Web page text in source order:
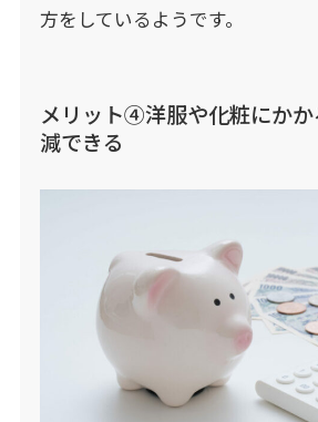
方をしているようです。
メリット④洋服や化粧にか
減できる